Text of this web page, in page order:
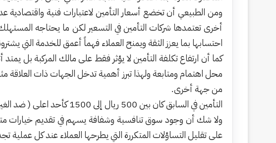
ومن الطبيعي أن تخضع أسعار التأمين لاعتبارات فنية
أخرى تعتمدها شركات التأمين في التسعير لكن ما يحتاجه
احتسابها بما يعزز الثقة ويمنح العملاء فهماً أعمق للخدمة التي
كما أن ارتفاع تكلفة التأمين لا يؤثر فقط على مالك المركبة بل
محل اهتمام ومتابعة ولهذا تبرز أهمية تدخل الجهات ذات العلاقة
من جهة أخرى.
التأمين في السابق كان بين 500 ريال إلى 1500 كأحد اعلى ( ضد الغير ) والآن أصبح يترواح بين 1650 كأقل مستوى موجود في السوق ويعلوا ويرتفع إلى اكثر من 3000 ؟
ولا شك أن وجود سوق تنافسية وشفافة يسهم في تقديم خيارات
على تقليل التساؤلات المتكررة التي يطرحها العملاء عند كل عملية